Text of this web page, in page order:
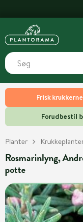
Frisk
Forudbestil
Planter
Rosmarinlyng,
potte